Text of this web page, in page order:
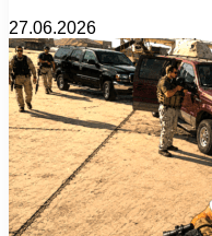
27.06.2026